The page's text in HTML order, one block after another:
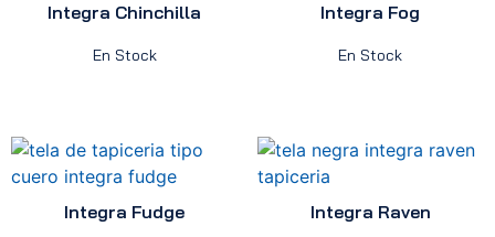
Integra Chinchilla
En Stock
Integra Fog
En Stock
Integra Fudge Integra Raven